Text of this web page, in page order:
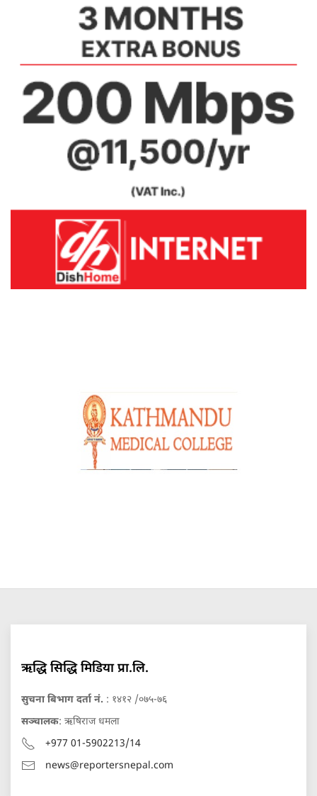
ऋद्धि सिद्धि मिडिया प्रा.लि.
सुचना बिभाग दर्ता नं. : १४१२ /०७५-७६
सञ्चालक: ऋषिराज धमला
+977 01-5902213/14
news@reportersnepal.com